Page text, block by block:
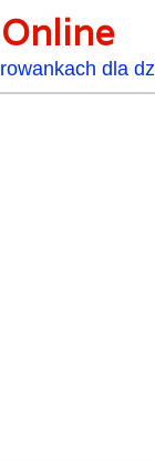
Online
dla